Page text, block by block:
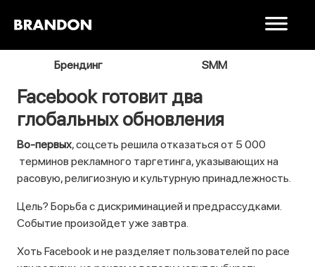
Брендинг SMM
Facebook готовит два
глобальных обновления
Во-первых, соцсеть решила отказаться от 5 000
терминов рекламного таргетинга, указывающих на
расовую, религиозную и культурную принадлежность.
Цель? Борьба с дискриминацией и предрассудками.
Событие произойдет уже завтра.
Хоть Facebook и не разделяет пользователей по расе